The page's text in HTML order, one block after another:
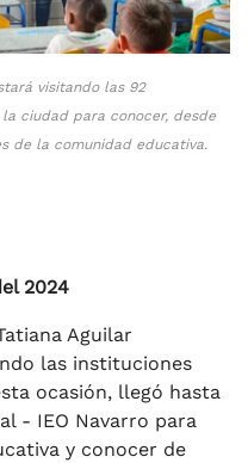
visitando las 92
ciudad para conocer, desde
de la comunidad educativa.
2024
Aguilar
las instituciones
ocasión, llegó hasta
- IEO Navarro para
y conocer de